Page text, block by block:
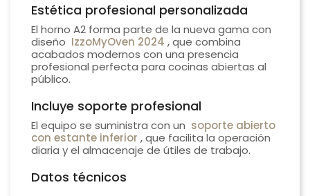
Estética profesional personalizada
El horno A2 forma parte de la nueva gama con
diseño IzzoMyOven 2024 , que combina
acabados modernos con una presencia
profesional perfecta para cocinas abiertas al
público.
Incluye soporte profesional
El equipo se suministra con un soporte abierto
con estante inferior , que facilita la operación
diaria y el almacenaje de útiles de trabajo.
Datos técnicos